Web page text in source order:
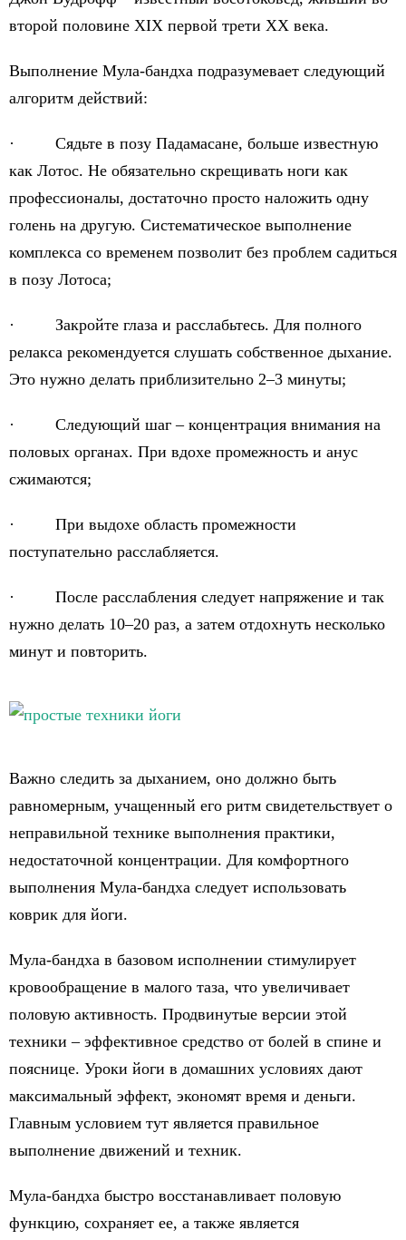
второй половине XIX первой трети XX века.
Выполнение Мула-бандха подразумевает следующий
алгоритм действий:
· Сядьте в позу Падамасане, больше известную
как Лотос. Не обязательно скрещивать ноги как
профессионалы, достаточно просто наложить одну
голень на другую. Систематическое выполнение
комплекса со временем позволит без проблем садиться
в позу Лотоса;
· Закройте глаза и расслабьтесь. Для полного
релакса рекомендуется слушать собственное дыхание.
Это нужно делать приблизительно 2–3 минуты;
· Следующий шаг – концентрация внимания на
половых органах. При вдохе промежность и анус
сжимаются;
· При выдохе область промежности
поступательно расслабляется.
· После расслабления следует напряжение и так
нужно делать 10–20 раз, а затем отдохнуть несколько
минут и повторить.
Важно следить за дыханием, оно должно быть
равномерным, учащенный его ритм свидетельствует о
неправильной технике выполнения практики,
недостаточной концентрации. Для комфортного
выполнения Мула-бандха следует использовать
коврик для йоги.
Мула-бандха в базовом исполнении стимулирует
кровообращение в малого таза, что увеличивает
половую активность. Продвинутые версии этой
техники – эффективное средство от болей в спине и
пояснице. Уроки йоги в домашних условиях дают
максимальный эффект, экономят время и деньги.
Главным условием тут является правильное
выполнение движений и техник.
Мула-бандха быстро восстанавливает половую
функцию, сохраняет ее, а также является